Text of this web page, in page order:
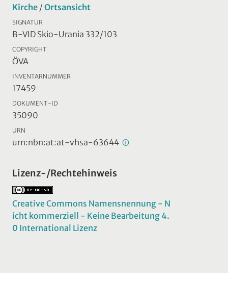
Kirche / Ortsansicht
SIGNATUR
B-VID Skio-Urania 332/103
COPYRIGHT
ÖVA
INVENTARNUMMER
17459
DOKUMENT-ID
35090
URN
urn:nbn:at:at-vhsa-63644
Lizenz-/Rechtehinweis
Creative Commons Namensnennung - N
icht kommerziell - Keine Bearbeitung 4.
0 International Lizenz